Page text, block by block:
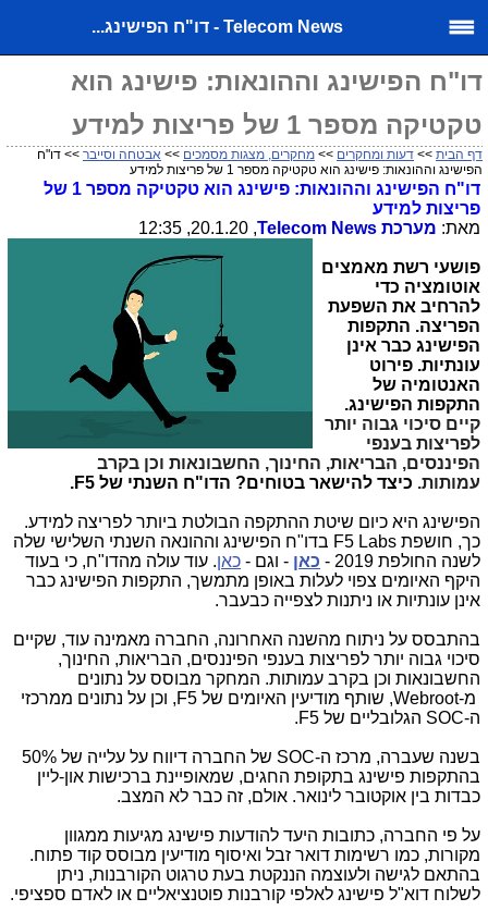
Telecom News - דו"ח הפישינג...
דו"ח הפישינג וההונאות: פישינג הוא
טקטיקה מספר 1 של פריצות למידע
דף הבית >> דעות ומחקרים >> מחקרים, מצגות מסמכים >> אבטחה וסייבר >> דו"ח
הפישינג וההונאות: פישינג הוא טקטיקה מספר 1 של פריצות למידע
דו"ח הפישינג וההונאות: פישינג הוא טקטיקה מספר 1 של
פריצות למידע
מאת: מערכת Telecom News
, 20.1.20, 12:35
פושעי רשת מאמצים
אוטומציה כדי
להרחיב את השפעת
הפריצה. התקפות
הפישינג כבר אינן
עונתיות. פירוט
האנטומיה של
התקפות הפישינג.
קיים סיכוי גבוה יותר
לפריצות בענפי
הפיננסים, הבריאות, החינוך, החשבונאות וכן בקרב
עמותות. כיצד להישאר בטוחים? הדו"ח השנתי של F5.
הפישינג היא כיום שיטת ההתקפה הבולטת ביותר לפריצה למידע.
כך, חושפת F5 Labs בדו"ח הפישינג וההונאה השנתי השלישי שלה
לשנה החולפת 2019 -
כאן - וגם - כאן. עוד עולה מהדו"ח, כי בעוד
היקף האיומים צפוי לעלות באופן מתמשך, התקפות הפישינג כבר
אינן עונתיות או ניתנות לצפייה כבעבר.
בהתבסס על ניתוח מהשנה האחרונה, החברה מאמינה עוד, שקיים
סיכוי גבוה יותר לפריצות בענפי הפיננסים, הבריאות, החינוך,
החשבונאות וכן בקרב עמותות. המחקר מבוסס על נתונים
מ-Webroot, שותף מודיעין האיומים של F5, וכן על נתונים ממרכזי
ה-SOC הגלובליים של F5
.
בשנה שעברה, מרכז ה-SOC
של החברה דיווח על עלייה של 50%
בהתקפות פישינג בתקופת החגים, שמאופיינת ברכישות און-ליין
כבדות בין אוקטובר לינואר. אולם, זה כבר לא המצב.
על פי החברה, כתובות היעד להודעות פישינג מגיעות ממגוון
מקורות, כמו רשימות דואר זבל ואיסוף מודיעין מבוסס קוד פתוח.
בהתאם לגישה ולעוצמה הננקטת בעת טרגוט הקורבנות, ניתן
לשלוח דוא"ל פישינג לאלפי קורבנות פוטנציאליים או לאדם ספציפי.